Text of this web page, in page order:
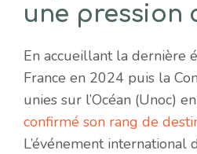
une pression
En accueillant la dernière
France en 2024 puis la
unies sur l’Océan (Unoc)
confirmé son rang de
L’événement international